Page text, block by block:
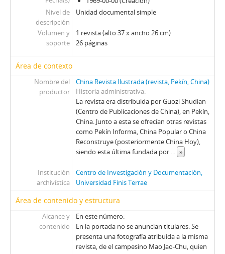
Pag - Páginas: Para una acción solidaria
PEC - Política. Economía. Cultura.
PP - Pluma y Pincel
PM - Pacífico Magazine
REC - Revista el Compañero
S - Solidaridad
TS - Tribuna Sindical
UL - Unidad y Lucha: Órgano del Comité Central del Partido Socialista
VC - Vía Chilena
ZZ - Zig-Zag
Nivel de
descripción
Unidad documental simple
Volumen y
soporte
1 revista (alto 37 x ancho 26 cm)
26 páginas
Área de contexto
Nombre del
productor
China Revista Ilustrada (revista, Pekín, China)
Historia administrativa
La revista era distribuida por Guozi Shudian
(Centro de Publicaciones de China), en Pekín,
China. Junto a esta se ofrecían otras revistas
como Pekín Informa, China Popular o China
Reconstruye (posteriormente China Hoy),
siendo esta última fundada por ... »
Institución
archivística
Centro de Investigación y Documentación,
Universidad Finis Terrae
Área de contenido y estructura
Alcance y
contenido
En este número:
En la portada no se anuncian titulares. Se
presenta una fotografía atribuida a la misma
revista, de el campesino Mao Jao-Chu, quien